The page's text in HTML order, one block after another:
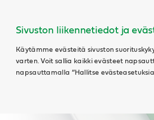
Sivuston liikennetiedot ja
Käytämme evästeitä sivuston
varten. Voit sallia kaikki evästeet
napsauttamalla ”Hallitse